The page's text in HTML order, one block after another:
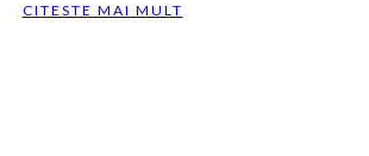
CITESTE MAI MULT